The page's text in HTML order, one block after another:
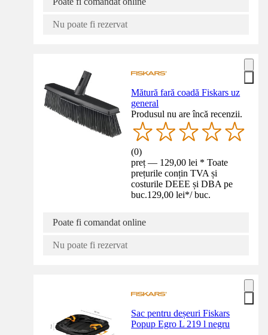
Nu poate fi rezervat
Mătură fară coadă Fiskars uz
general
Produsul nu are încă recenzii.
(0)
preț — 129,00 lei * Toate
prețurile conțin TVA și
costurile DEEE și DBA pe
buc.129,00 lei*/ buc.
Poate fi comandat online
Nu poate fi rezervat
Sac pentru deșeuri Fiskars
Popup Egro L 219 l negru